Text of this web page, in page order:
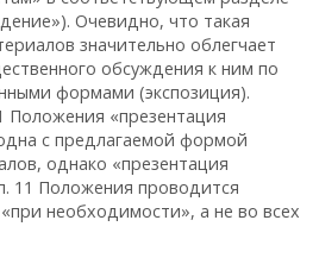
Очевидно, что такая
значительно облегчает
обсуждения к ним по
формами (экспозиция).
Положения «презентация
с предлагаемой формой
однако «презентация
11 Положения проводится
необходимости», а не во всех